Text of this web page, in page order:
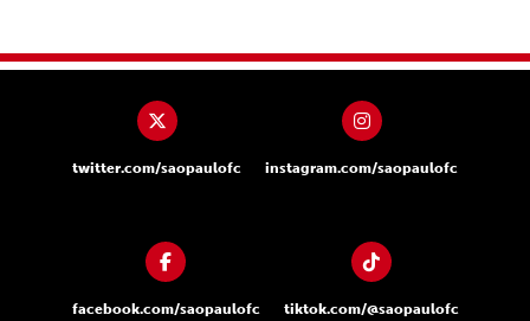
twitter.com/saopaulofc instagram.com/saopaulofc
facebook.com/saopaulofc tiktok.com/@saopaulofc